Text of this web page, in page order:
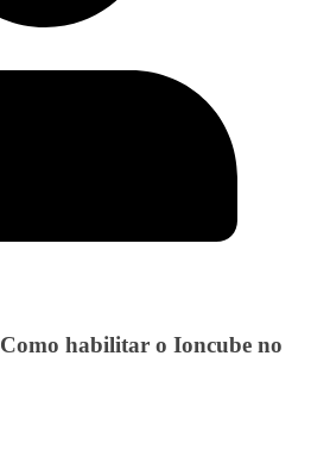
Como habilitar o Ioncube no